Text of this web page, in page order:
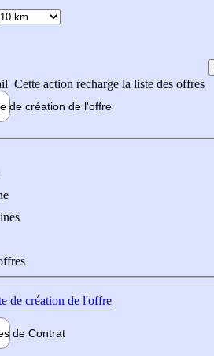
Cette action recharge la liste des offres
de création de l'offre
de création de l'offre
de Contrat